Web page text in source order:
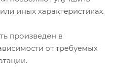
иных характеристиках.
произведен в
от требуемых